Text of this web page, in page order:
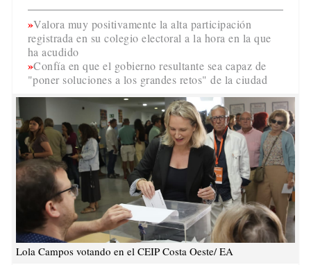
Valora muy positivamente la alta participación
registrada en su colegio electoral a la hora en la que
ha acudido
Confía en que el gobierno resultante sea capaz de
"poner soluciones a los grandes retos" de la ciudad
Lola Campos votando en el CEIP Costa Oeste/ EA